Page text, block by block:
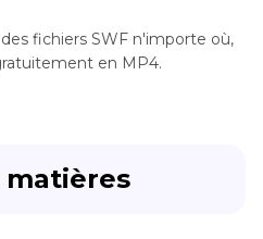
fichiers SWF n'importe où,
en MP4.
matières